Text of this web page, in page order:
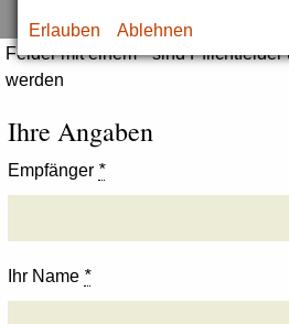
Erlauben Ablehnen
Felder mit einem * sind
werden
Ihre Angaben
Empfänger *
Ihr Name *